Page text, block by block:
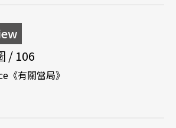
/ 106
《有關當局》